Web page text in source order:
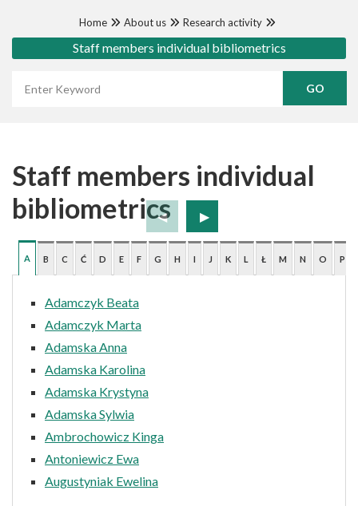
Home About us Research activity
Staff members individual bibliometrics
Staff members individual
bibliometrics
A B C Ć D E F G H I J K L Ł M N O P
Adamczyk Beata
Adamczyk Marta
Adamska Anna
Adamska Karolina
Adamska Krystyna
Adamska Sylwia
Ambrochowicz Kinga
Antoniewicz Ewa
Augustyniak Ewelina